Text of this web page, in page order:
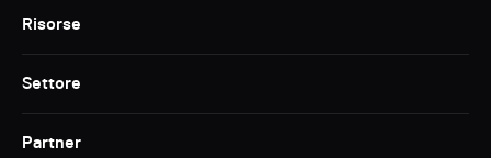
Risorse
Settore
Partner